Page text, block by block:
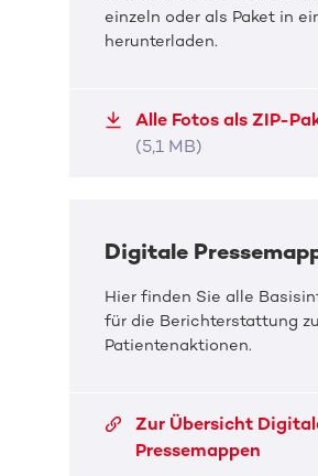
„Wenn sie nicht gespendet
Edvina (r.) zu Besuch bei Ümmü (m.)
Söhnen in Lünen
einzeln oder als Paket in
herunterladen.
Alle Fotos als ZIP-
(5,1 MB)
Digitale
Hier finden Sie alle
für die Berichterstattung
Patientenaktionen.
Zur Übersicht
Pressemappen